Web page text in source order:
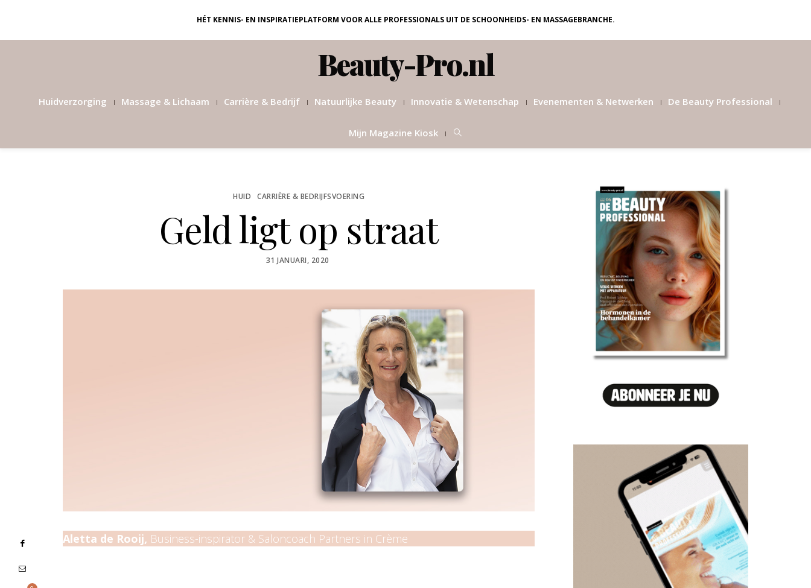
HÉT KENNIS- EN INSPIRATIEPLATFORM VOOR ALLE PROFESSIONALS UIT DE SCHOONHEIDS- EN MASSAGEBRANCHE.
Beauty-Pro.nl
Huidverzorging Massage & Lichaam Carrière & Bedrijf Natuurlijke Beauty Innovatie & Wetenschap Evenementen & Netwerken De Beauty Professional
Mijn Magazine Kiosk
HUID CARRIÈRE & BEDRIJFSVOERING
Geld ligt op straat
POSTED
31 JANUARI, 2020
Aletta de Rooij, Business-inspirator & Saloncoach Partners in Crème